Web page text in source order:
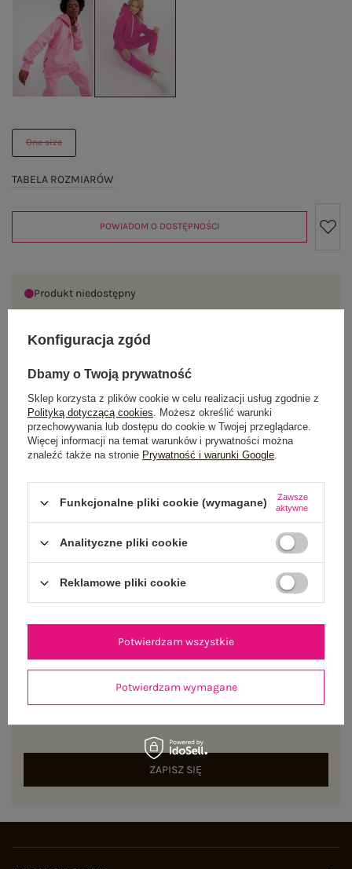
One size
TABELA ROZMIARÓW
POWIADOM O DOSTĘPNOŚCI
Produkt niedostępny
GŁÓWNE PARAMETRY
OPINIE O PRODUKCIE (1)
ZWROTY I REKLAMACJE
NEWSLETTER
Zapisz się do naszego newslettera i otrzymaj 15% zniżki na
ZAPISZ SIĘ
Konfiguracja zgód
Dbamy o Twoją prywatność
Sklep korzysta z plików cookie w celu realizacji usług zgodnie z
Polityką dotyczącą cookies. Możesz określić warunki
przechowywania lub dostępu do cookie w Twojej przeglądarce.
Więcej informacji na temat warunków i prywatności można
znaleźć także na stronie Prywatność i warunki Google.
Funkcjonalne pliki cookie (wymagane)
Zawsze
aktywne
Analityczne pliki cookie
Reklamowe pliki cookie
Potwierdzam wymagane
Potwierdzam wszystkie